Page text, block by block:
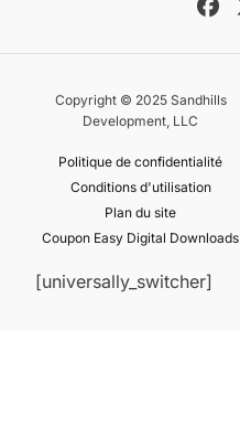
Copyright © 2025 Sandhills
Development, LLC
Politique de confidentialité
Conditions d'utilisation
Plan du site
Coupon Easy Digital Downloads
[universally_switcher]